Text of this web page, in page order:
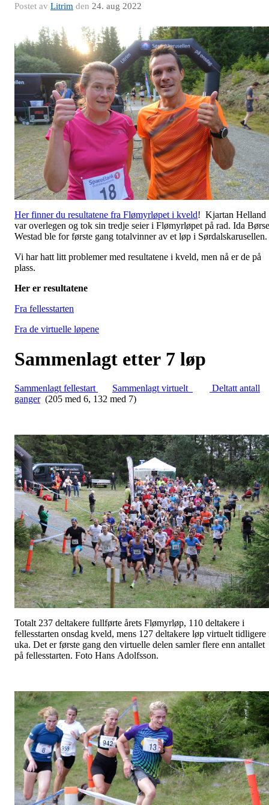
Postet av Litrim den 24. aug 2022
Her finner du resultatene fra Flømyrløpet i kveld! Kjartan Helland
var overlegen og tok sin tredje seier i Flømyrløpet på rad. Ida
Westad ble for første gang totalvinner av et løp i Sørdalskarusellen.
Vi har hatt litt problemer med resultatene i kveld, men nå er de på
plass.
Her er resultatene
Fra fellesstarten
Fra de virtuelle løpene
Sammenlagt etter 7 løp
Sammenlagt fellestart Sammenlagt virtuelt
Deltatt antall
ganger(205 med 6, 132 med 7)
Totalt 237 deltakere fullførte årets Flømyrløp, 110 deltakere i
fellesstarten onsdag kveld, mens 127 deltakere løp virtuelt tidligere
uka. Det er første gang den virtuelle delen samler flere enn antallet
på fellesstarten. Foto Hans Adolfsson.